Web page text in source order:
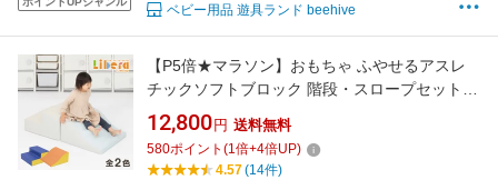
ベビー用品 遊具ランド beehive
【P5倍★マラソン】おもちゃ ふやせるアスレ
チックソフトブロック 階段・スロープセット
ブロック ソフトブロック クッション 布製 玩具
大型遊具 大型 室内遊具 室内 キッズスペース キ
ッズコーナー こども 幼児 保育園 保育用品
12,800 円 送料無料
580ポイント (1倍+4倍UP)
4.57(14件)